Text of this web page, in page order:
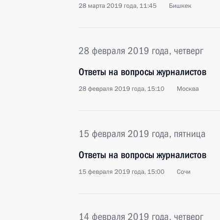
28 марта 2019 года, 11:45 Бишкек
28 февраля 2019 года, четверг
Ответы на вопросы журналистов
28 февраля 2019 года, 15:10 Москва
15 февраля 2019 года, пятница
Ответы на вопросы журналистов
15 февраля 2019 года, 15:00 Сочи
14 февраля 2019 года, четверг